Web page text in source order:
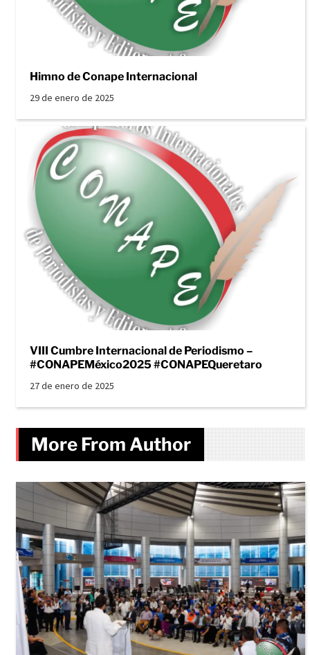
Himno de Conape Internacional
29 de enero de 2025
VIII Cumbre Internacional de Periodismo –
#CONAPEMéxico2025 #CONAPEQueretaro
27 de enero de 2025
More From Author